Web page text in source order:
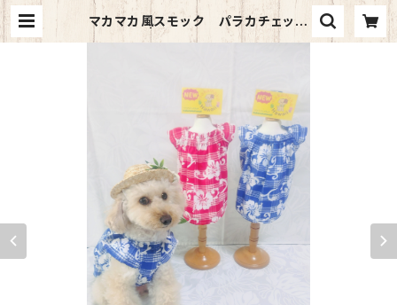
マカマカ風スモック パラカチェック
（ブルー） | ハワイアンドッググッズ＆